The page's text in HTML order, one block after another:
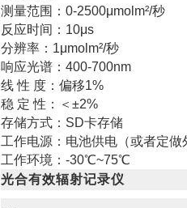
测量范围：0-2500μmolm²/秒
反应时间：10μs
分辨率：1μmolm²/秒
响应光谱：400-700nm
线 性 度：偏移1%
稳 定 性：＜±2%
存储方式：SD卡存储
工作电源：电池供电（或者定做
工作环境：-30℃~75℃
光合有效辐射记录仪